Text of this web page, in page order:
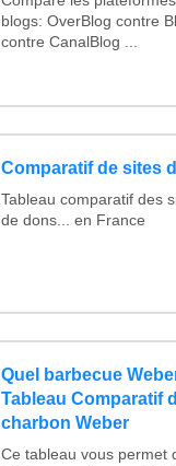
blogs: OverBlog contre
contre CanalBlog ...
Comparatif de sites
Tableau comparatif des
de dons... en France
Quel barbecue
Tableau Comparatif
charbon Weber
Ce tableau vous permet